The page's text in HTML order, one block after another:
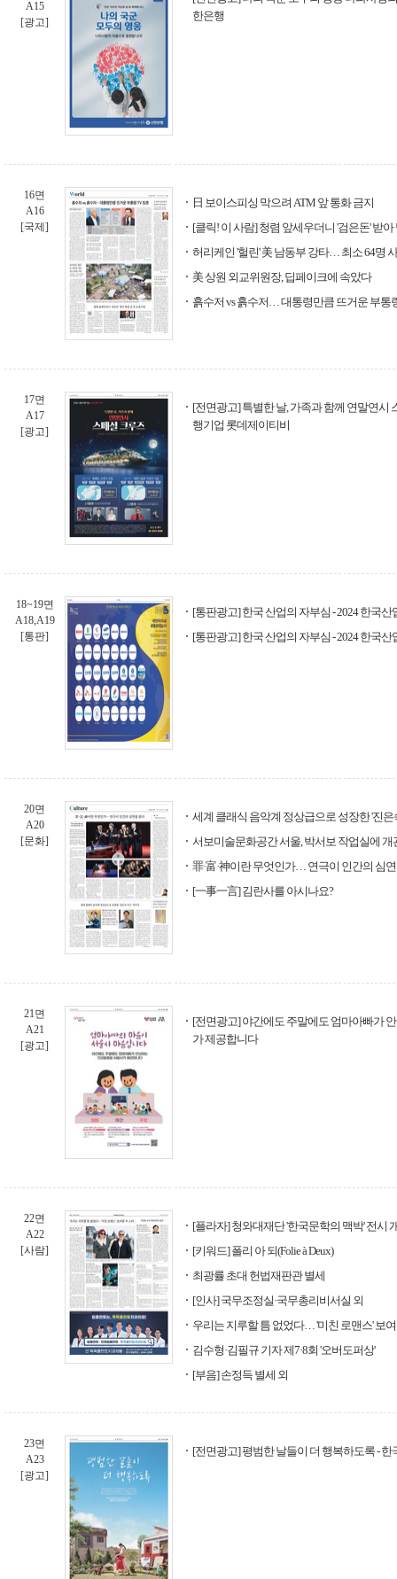
A15
[광고]
한은행
16면
A16
[국제]
日 보이스피싱 막으려 ATM 앞 통화 금지
[클릭! 이 사람] 청렴 앞세우더니 '검은돈' 받
허리케인 '헐린' 美 남동부 강타… 최소 64명
美 상원 외교위원장, 딥페이크에 속았다
흙수저 vs 흙수저… 대통령만큼 뜨거운 부통
17면
A17
[광고]
[전면광고] 특별한 날, 가족과 함께 연말연시
행기업 롯데제이티비
18~19면
A18,A19
[통판]
[통판광고] 한국 산업의 자부심 - 2024 한국
[통판광고] 한국 산업의 자부심 - 2024 한국
20면
A20
[문화]
세계 클래식 음악계 정상급으로 성장한 '진은
서보미술문화공간 서울, 박서보 작업실에 개
罪·富·神이란 무엇인가… 연극이 인간의 심
[一事一言] 김란사를 아시나요?
21면
A21
[광고]
[전면광고] 야간에도 주말에도 엄마아빠가
가 제공합니다
22면
A22
[사람]
[플라자] 청와대재단 '한국문학의 맥박' 전시
[키워드] 폴리 아 되(Folie à Deux)
최광률 초대 헌법재판관 별세
[인사] 국무조정실·국무총리비서실 외
우리는 지루할 틈 없었다… '미친 로맨스' 보
김수형·김필규 기자 제7·8회 '오버도퍼상'
[부음] 손정득 별세 외
23면
A23
[광고]
[전면광고] 평범한 날들이 더 행복하도록 -